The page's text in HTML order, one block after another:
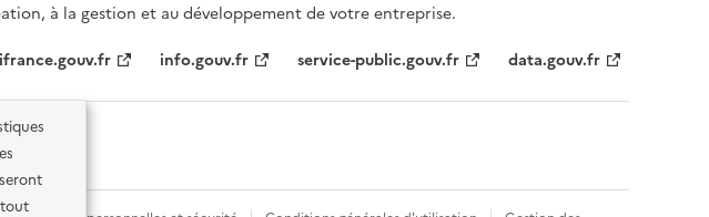
tout
à la gestion et au développement de votre entreprise.
info.gouv.fr service-public.gouv.fr data.gouv.fr